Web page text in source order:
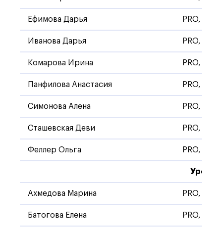
Ефимова Дарья PRO,
Иванова Дарья PRO,
Комарова Ирина PRO,
Панфилова Анастасия PRO,
Симонова Алена PRO,
Сташевская Деви PRO,
Феллер Ольга PRO,
Ахмедова Марина PRO,
Батогова Елена PRO,